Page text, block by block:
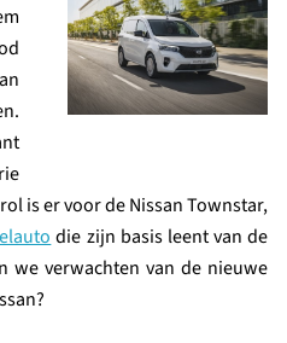
is er voor de Nissan Townstar,
die zijn basis leent van de
we verwachten van de nieuwe